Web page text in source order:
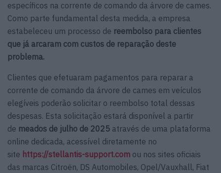
específicos na corrente de comando da árvore de cames.
Como parte fundamental desta medida, a empresa
estabeleceu um processo de reembolso para clientes
que já arcaram com custos de reparação deste
problema.
Clientes que efetuaram pagamentos para reparar a
corrente de comando da árvore de cames em veículos
elegíveis poderão solicitar o reembolso total dessas
despesas. Esta solicitação estará disponível a partir
de meados de julho de 2025 através de uma plataforma
online dedicada, acessível diretamente no
site https://stellantis-support.com ou nos sites oficiais
das marcas Citroën, DS Automobiles, Opel/Vauxhall, Fiat